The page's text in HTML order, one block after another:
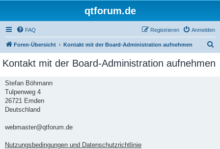
qtforum.de
FAQ Anmelden
Registrieren
Foren-Übersicht Kontakt mit der Board-Administration aufnehmen
c
Kontakt mit der Board-Administration aufnehmen
Stefan Böhmann
Tulpenweg 4
26721 Emden
Deutschland
webmaster@qtforum.de
Nutzungsbedingungen und Datenschutzrichtlinie